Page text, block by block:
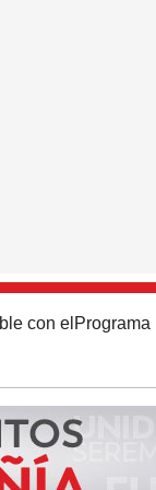
con el Programa